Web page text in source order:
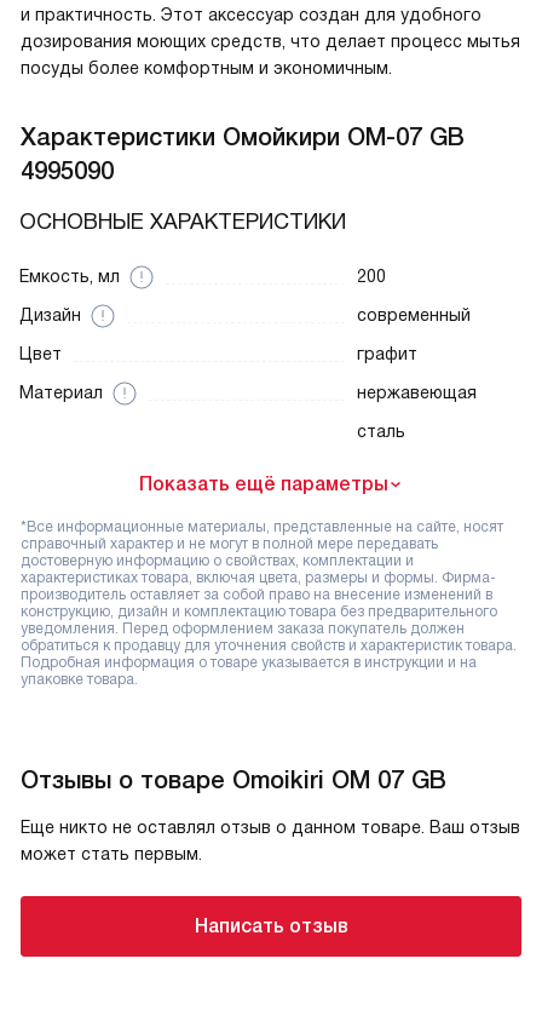
и практичность. Этот аксессуар создан для удобного
дозирования моющих средств, что делает процесс мытья
посуды более комфортным и экономичным.
Характеристики Омойкири OM-07 GB
4995090
ОСНОВНЫЕ ХАРАКТЕРИСТИКИ
Емкость, мл
200
Дизайн
современный
Цвет
графит
Материал
нержавеющая
сталь
Показать ещё параметры
*Все информационные материалы, представленные на сайте, носят
справочный характер и не могут в полной мере передавать
достоверную информацию о свойствах, комплектации и
характеристиках товара, включая цвета, размеры и формы. Фирма-
производитель оставляет за собой право на внесение изменений в
конструкцию, дизайн и комплектацию товара без предварительного
уведомления. Перед оформлением заказа покупатель должен
обратиться к продавцу для уточнения свойств и характеристик товара.
Подробная информация о товаре указывается в инструкции и на
упаковке товара.
Отзывы о товаре Omoikiri OM 07 GB
Еще никто не оставлял отзыв о данном товаре. Ваш отзыв
может стать первым.
Написать отзыв